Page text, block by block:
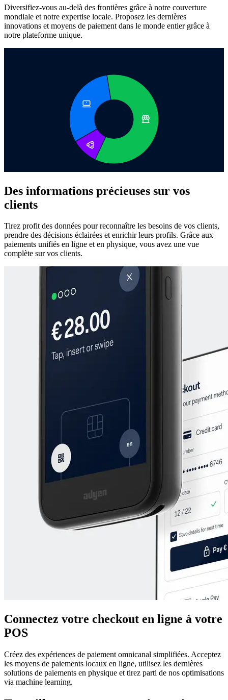
Diversifiez-vous au-delà des frontières grâce à notre couverture
mondiale et notre expertise locale. Proposez les dernières
innovations et moyens de paiement dans le monde entier grâce à
notre plateforme unique.
Des informations précieuses sur vos
clients
Tirez profit des données pour reconnaître les besoins de vos clients,
prendre des décisions éclairées et enrichir leurs profils. Grâce aux
paiements unifiés en ligne et en physique, vous avez une vue
complète sur vos clients.
Connectez votre checkout en ligne à votre
POS
Créez des expériences de paiement omnicanal simplifiées. Acceptez
les moyens de paiements locaux en ligne, utilisez les dernières
solutions de paiements en physique et tirez parti de nos optimisations
via machine learning.